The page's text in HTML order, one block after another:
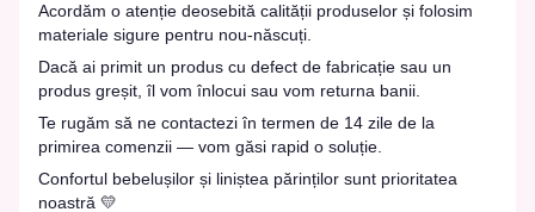
Acordăm o atenție deosebită calității produselor și folosim
materiale sigure pentru nou-născuți.
Dacă ai primit un produs cu defect de fabricație sau un
produs greșit, îl vom înlocui sau vom returna banii.
Te rugăm să ne contactezi în termen de 14 zile de la
primirea comenzii — vom găsi rapid o soluție.
Confortul bebelușilor și liniștea părinților sunt prioritatea
noastră 💛